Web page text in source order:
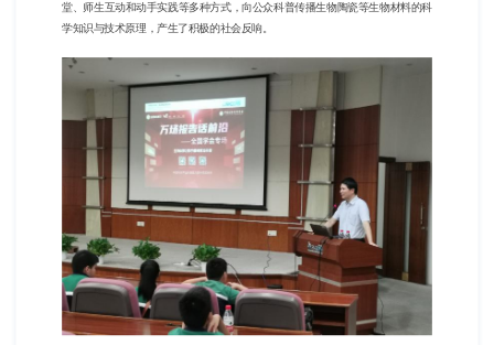
堂、师生互动和动手实践等多种方式，向公众科普传播生物陶瓷等生物材料的科
学知识与技术原理，产生了积极的社会反响。